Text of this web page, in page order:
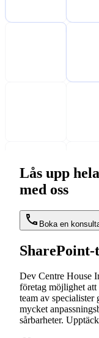
Lås upp
med oss
Boka en
Dev Centre House
företag möjlighet
team av specialister
mycket
sårbarheter.